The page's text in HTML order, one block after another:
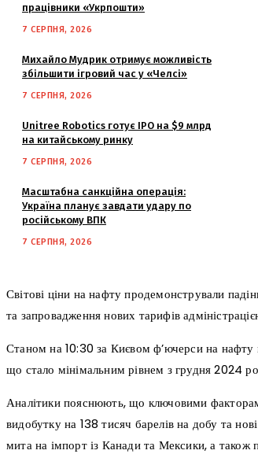
працівники «Укрпошти»
7 СЕРПНЯ, 2026
Михайло Мудрик отримує можливість
збільшити ігровий час у «Челсі»
7 СЕРПНЯ, 2026
Unitree Robotics готує IPO на $9 млрд
на китайському ринку
7 СЕРПНЯ, 2026
Масштабна санкційна операція:
Україна планує завдати удару по
російському ВПК
7 СЕРПНЯ, 2026
Світові ціни на нафту продемонстрували
та запровадження нових тарифів
Станом на 10:30 за Києвом ф’ючерси на
що стало мінімальним рівнем з грудня 2024
Аналітики пояснюють, що ключовими
видобутку на 138 тисяч барелів на добу та
мита на імпорт із Канади та Мексики, а також